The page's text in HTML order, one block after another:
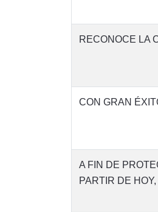
RECONOCE LA
CON GRAN
A FIN DE
PARTIR DE